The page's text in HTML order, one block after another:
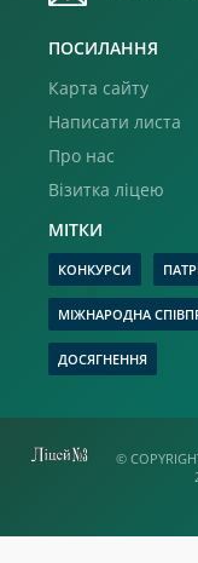
ПОСИЛАННЯ
Карта сайту
Написати листа
Про нас
Візитка ліцею
МІТКИ
КОНКУРСИ
МІЖНАРОДНА
ДОСЯГНЕННЯ
©